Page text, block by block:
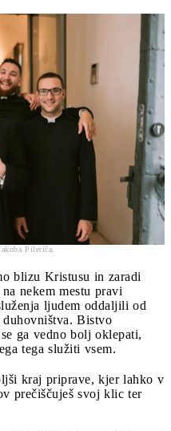
Piletiča.
blizu Kristusu in zaradi
nekem mestu pravi
ljudem oddaljili od
Bistvo
ga vedno bolj oklepati,
tega služiti vsem.
kraj priprave, kjer lahko v
prečiščuješ svoj klic ter